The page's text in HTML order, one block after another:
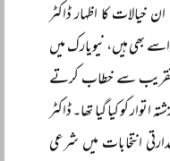
خیالات کا اظہار ڈاکٹر
بھی ہیں، نیویارک میں
تقریب سے خطاب کرتے
کو کیا گیا تھا۔ ڈاکٹر
انتخابات میں شرعی